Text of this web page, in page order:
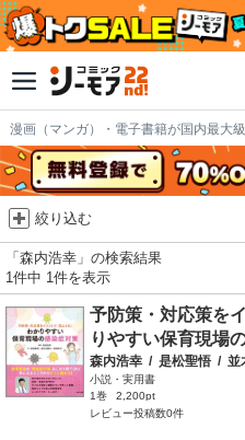
漫画（マンガ）・電子書籍が国内最大
絞り込む
「森内浩幸」の検索結果
1件中 1件を表示
予防策・対応策を
りやすい保育現場
森内浩幸 / 是松聖悟 / 並
小説・実用書
1巻
2,200pt
レビュー投稿数0件